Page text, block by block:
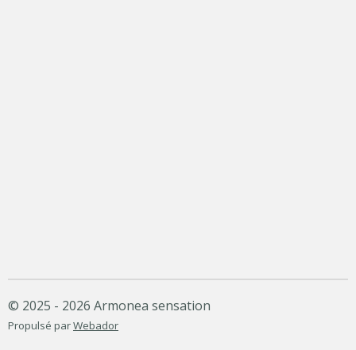
© 2025 - 2026 Armonea sensation
Propulsé parWebador